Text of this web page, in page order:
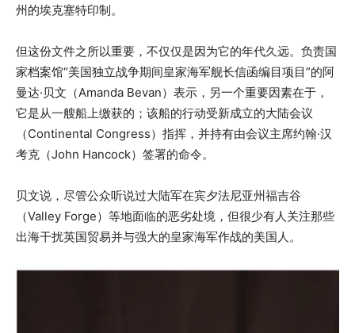
州的埃克塞特印制。
但这份文件之所以重要，不仅仅是因为它的年代久远。负责国
家档案馆“美国独立战争期间皇家海军舰长信函编目项目”的阿
曼达·贝文（Amanda Bevan）表示，另一个重要因素在于，
它是从一艘船上缴获的；该船的行动受新成立的大陆会议
（Continental Congress）指挥，并持有由会议主席约翰·汉
考克（John Hancock）签署的命令。
贝文说，尽管公众听说过大陆军在宾夕法尼亚州福吉谷
（Valley Forge）等地面临的恶劣处境，但很少有人关注那些
出海干扰英国贸易并与强大的皇家海军作战的美国人。